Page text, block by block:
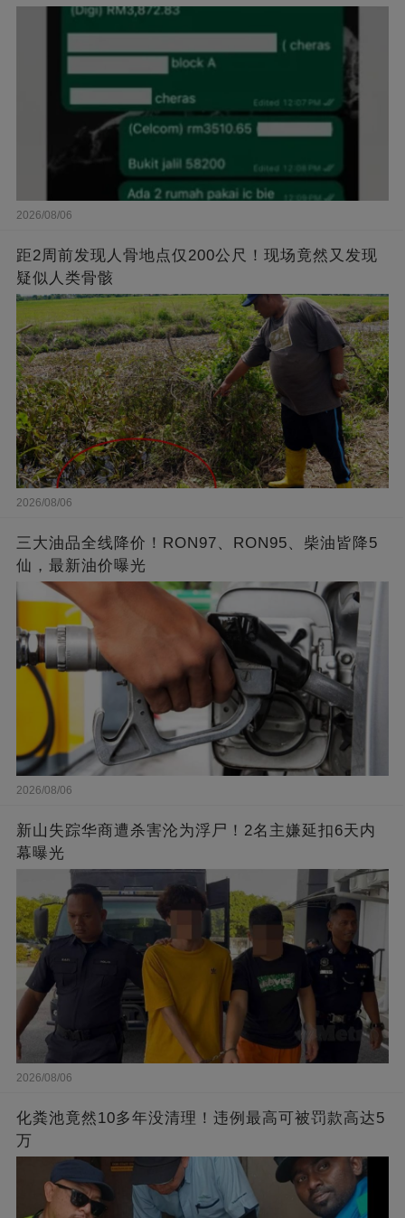
2026/08/06
距2周前发现人骨地点仅200公尺！现场竟然又发现
疑似人类骨骸
2026/08/06
三大油品全线降价！RON97、RON95、柴油皆降5
仙，最新油价曝光
2026/08/06
新山失踪华商遭杀害沦为浮尸！2名主嫌延扣6天内
幕曝光
2026/08/06
化粪池竟然10多年没清理！违例最高可被罚款高达5
万